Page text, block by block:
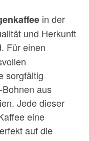
in der
und Herkunft
Für einen
sorgfältig
aus
Jede dieser
eine
auf die